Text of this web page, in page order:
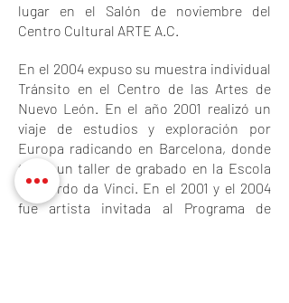
lugar en el Salón de noviembre del
Centro Cultural ARTE A.C.
En el 2004 expuso su muestra individual
Tránsito en el Centro de las Artes de
Nuevo León. En el año 2001 realizó un
viaje de estudios y exploración por
Europa radicando en Barcelona, donde
tomó un taller de grabado en la Escola
Leonardo da Vinci. En el 2001 y el 2004
fue artista invitada al Programa de